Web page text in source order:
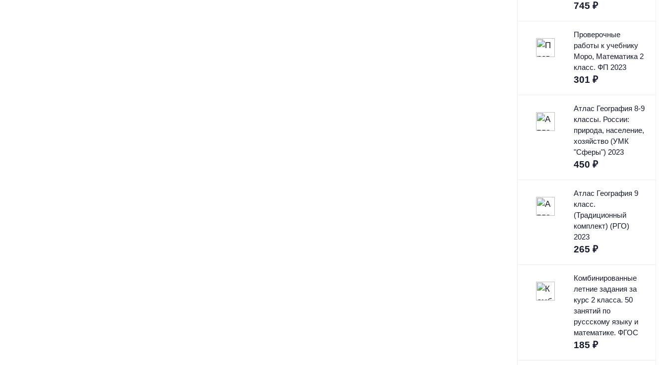
745 ₽
Проверочные
работы к учебнику
Моро, Математика 2
класс. ФП 2023
301 ₽
Атлас География 8-9
классы. России:
природа, население,
хозяйство (УМК
"Сферы") 2023
450 ₽
Атлас География 9
класс.
(Традиционный
комплект) (РГО)
2023
265 ₽
Комбинированные
летние задания за
курс 2 класса. 50
занятий по
руссскому языку и
математике. ФГОС
185 ₽